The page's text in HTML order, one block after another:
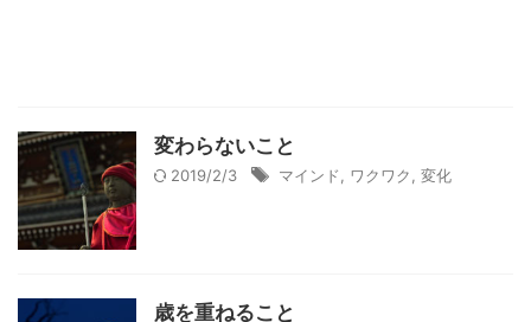
変わらないこと
2019/2/3 マインド ワクワク 変化
歳を重ねること